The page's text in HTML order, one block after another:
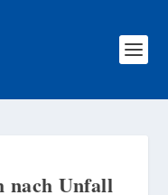
nach Unfall